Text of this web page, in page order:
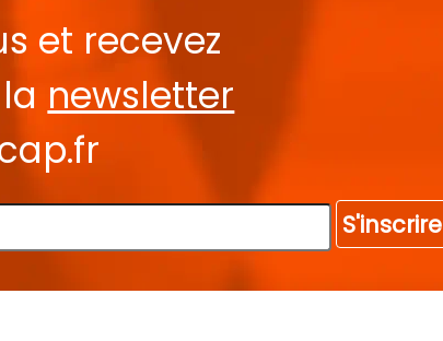
et recevez
newsletter
S'inscrire